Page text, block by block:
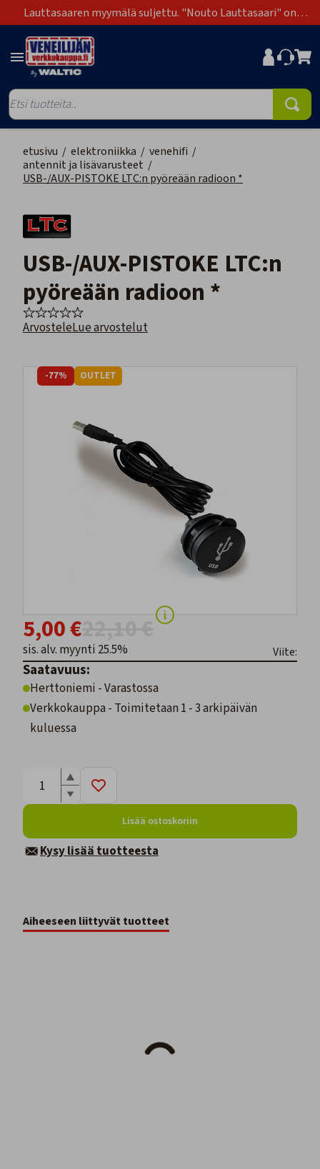
Lauttasaaren myymälä suljettu. "Nouto Lauttasaari" on
poistunut toimitustapavaihtoehdoista.
etusivu / elektroniikka / venehifi /
antennit ja lisävarusteet /
USB-/AUX-PISTOKE LTC:n pyöreään radioon *
USB-/AUX-PISTOKE LTC:n
pyöreään radioon *
ArvosteleLue arvostelut
-77% OUTLET
5,00 €
sis. alv. myynti 25.5% Viite:
Saatavuus:
Herttoniemi - Varastossa
Verkkokauppa - Toimitetaan 1 - 3 arkipäivän
kuluessa
Lisää ostoskoriin
Kysy lisää tuotteesta
Aiheeseen liittyvät tuotteet